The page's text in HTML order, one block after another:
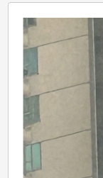
超
強
颱
風
樺
加
沙
(2518)